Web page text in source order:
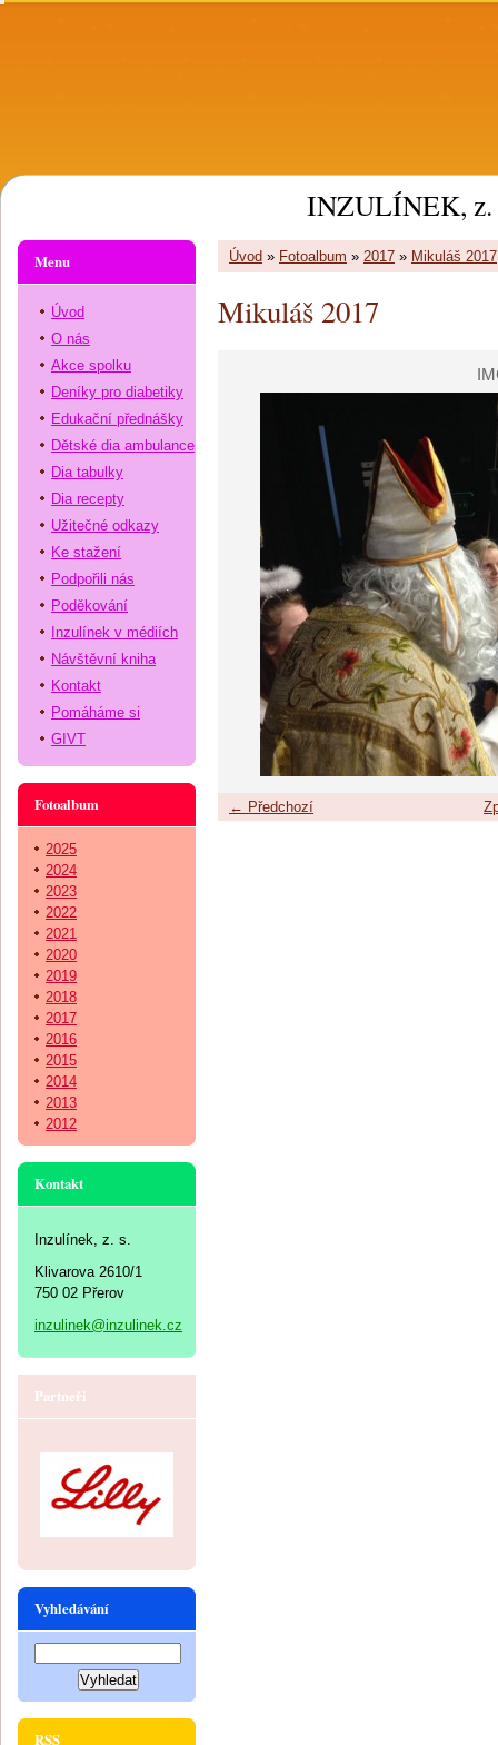
INZULÍNEK, z.
Úvod » Fotoalbum » 2017 » Mikuláš 2017
Mikuláš 2017
← Předchozí
Menu
Úvod
O nás
Akce spolku
Deníky pro diabetiky
Edukační přednášky
Dětské dia ambulance
Dia tabulky
Dia recepty
Užitečné odkazy
Ke stažení
Podpořili nás
Poděkování
Inzulínek v médiích
Návštěvní kniha
Kontakt
Pomáháme si
GIVT
Fotoalbum
2025
2024
2023
2022
2021
2020
2019
2018
2017
2016
2015
2014
2013
2012
Kontakt
Inzulínek, z. s.
Klivarova 2610/1
750 02 Přerov
inzulinek@inzulinek.cz
Partneři
Vyhledávání
RSS